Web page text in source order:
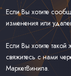
Если Вы хотите
изменения или
Если Вы хотите
свяжитесь с нами
МаркетВинила.